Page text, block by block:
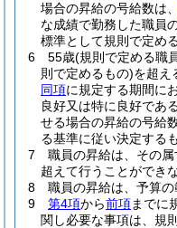
場合の昇給の号給数は、
な成績で勤務した職員
標準として規則で定め
6
55歳(規則で定める職
則で定めるもの)を超え
同項に規定する期間に
良好又は特に良好であ
せる場合の昇給の号給
る基準に従い決定する
7
職員の昇給は、その
超えて行うことができな
8
職員の昇給は、予算の
9
第4項から前項までに
関し必要な事項は、規